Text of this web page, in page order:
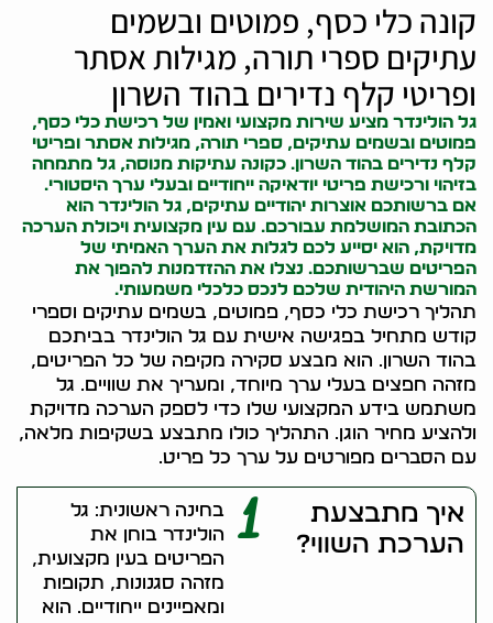
קונה כלי כסף, פמוטים ובשמים
עתיקים ספרי תורה, מגילות אסתר
ופריטי קלף נדירים בהוד השרון
גל הולינדר מציע שירות מקצועי ואמין של רכישת כלי כסף,
פמוטים ובשמים עתיקים, ספרי תורה, מגילות אסתר ופריטי
קלף נדירים בהוד השרון. כקונה עתיקות מנוסה, גל מתמחה
בזיהוי ורכישת פריטי יודאיקה ייחודיים ובעלי ערך היסטורי.
אם ברשותכם אוצרות יהודיים עתיקים, גל הולינדר הוא
הכתובת המושלמת עבורכם. עם עין מקצועית ויכולת הערכה
מדויקת, הוא יסייע לכם לגלות את הערך האמיתי של
הפריטים שברשותכם. נצלו את ההזדמנות להפוך את
המורשת היהודית שלכם לנכס כלכלי משמעותי.
תהליך רכישת כלי כסף, פמוטים, בשמים עתיקים וספרי
קודש מתחיל בפגישה אישית עם גל הולינדר בביתכם
בהוד השרון. הוא מבצע סקירה מקיפה של כל הפריטים,
מזהה חפצים בעלי ערך מיוחד, ומעריך את שוויים. גל
משתמש בידע המקצועי שלו כדי לספק הערכה מדויקת
ולהציע מחיר הוגן. התהליך כולו מתבצע בשקיפות מלאה,
עם הסברים מפורטים על ערך כל פריט.
איך מתבצעת
הערכת השווי?
1
בחינה ראשונית: גל
הולינדר בוחן את
הפריטים בעין מקצועית,
מזהה סגנונות, תקופות
ומאפיינים ייחודיים. הוא